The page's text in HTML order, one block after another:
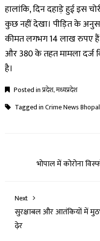
हालांकि, दिन दहाड़े हुई इस
कुछ नहीं देखा। पीड़ित के
कीमत लगभग 14 लाख रुपए
और 380 के तहत मामला
है।
Posted inप्रदेश,मध्यप्रदेश
Tagged inCrime News Bhopal
भोपाल में कोरोना
Next
सुरक्षाबल और आतंकियों में
ढ़ेर